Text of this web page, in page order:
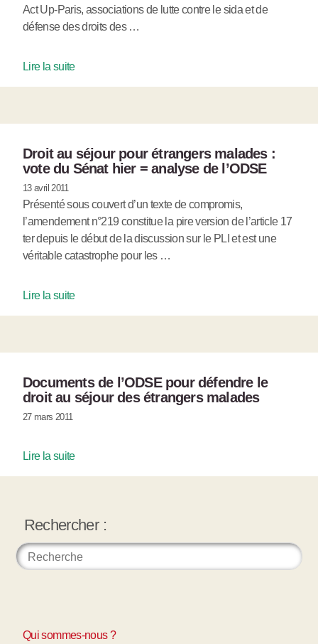
Act Up-Paris, associations de lutte contre le sida et de
défense des droits des …
Lire la suite
Droit au séjour pour étrangers malades :
vote du Sénat hier = analyse de l’ODSE
13 avril 2011
Présenté sous couvert d’un texte de compromis,
l’amendement n°219 constitue la pire version de l’article 17
ter depuis le début de la discussion sur le PLI et est une
véritable catastrophe pour les …
Lire la suite
Documents de l’ODSE pour défendre le
droit au séjour des étrangers malades
27 mars 2011
Lire la suite
Rechercher :
Qui sommes-nous ?